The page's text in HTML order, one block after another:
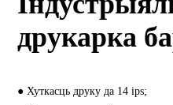
друкарка
● Хуткасць друку да 14 ips;